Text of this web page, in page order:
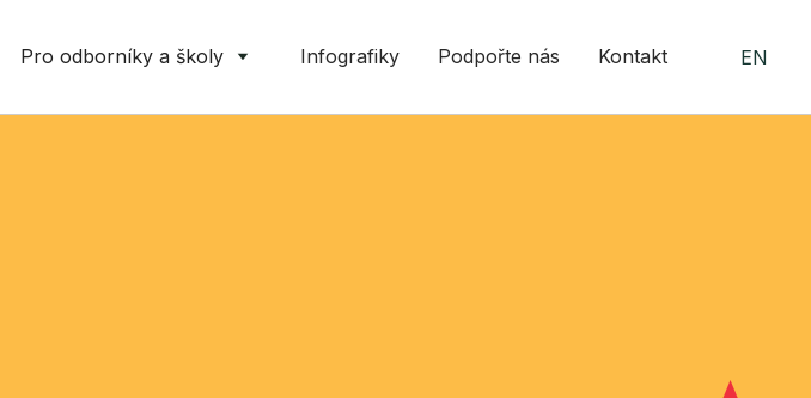
Pro odborníky a školy Infografiky Podpořte nás Kontakt EN